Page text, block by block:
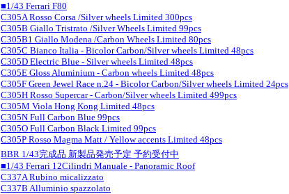
■1/43 Ferrari F80
C305A Rosso Corsa /Silver wheels Limited 300pcs
C305B Giallo Tristrato /Silver Wheels Limited 99pcs
C305B1 Giallo Modena /Carbon Wheels Limited 80pcs
C305C Bianco Italia - Bicolor Carbon/Silver wheels Limited 48pcs
C305D Electric Blue - Silver wheels Limited 48pcs
C305E Gloss Aluminium - Carbon wheels Limited 48pcs
C305F Green Jewel Race n.24 - Bicolor Carbon/Silver wheels Limited 24pcs
C305H Rosso Supercar - Carbon/Silver wheels Limited 499pcs
C305M Viola Hong Kong Limited 48pcs
C305N Full Carbon Blue 99pcs
C305O Full Carbon Black Limited 99pcs
C305P Rosso Magma Matt / Yellow accents Limited 48pcs
BBR 1/43完成品 新製品発売予定 予約受付中
■1/43 Ferrari 12Cilindri Manuale - Panoramic Roof
C337A Rubino micalizzato
C337B Alluminio spazzolato